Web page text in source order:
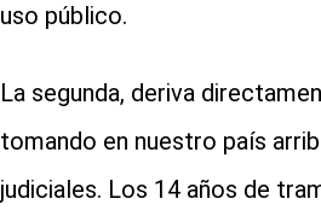
uso público.
La segunda, deriva
tomando en nuestro país
judiciales. Los 14 años de